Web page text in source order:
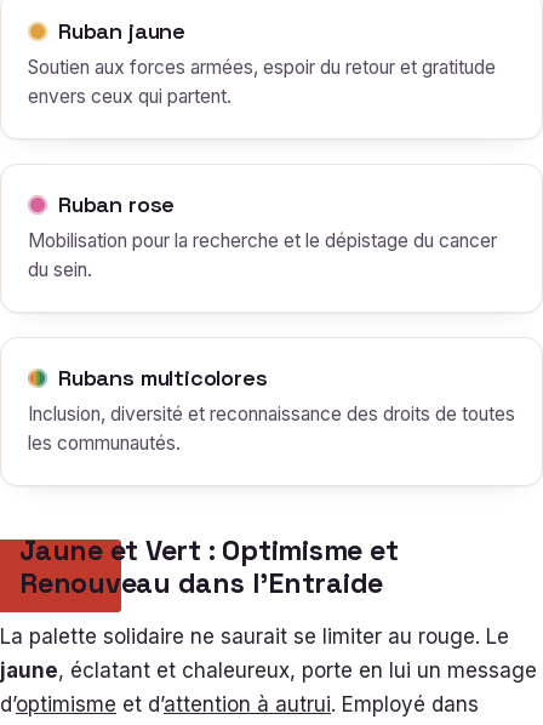
Ruban jaune
Soutien aux forces armées, espoir du retour et gratitude
envers ceux qui partent.
Ruban rose
Mobilisation pour la recherche et le dépistage du cancer
du sein.
Rubans multicolores
Inclusion, diversité et reconnaissance des droits de toutes
les communautés.
Jaune et Vert : Optimisme et
Renouveau dans l’Entraide
La palette solidaire ne saurait se limiter au rouge. Le
jaune, éclatant et chaleureux, porte en lui un message
d’optimisme et d’attention à autrui. Employé dans